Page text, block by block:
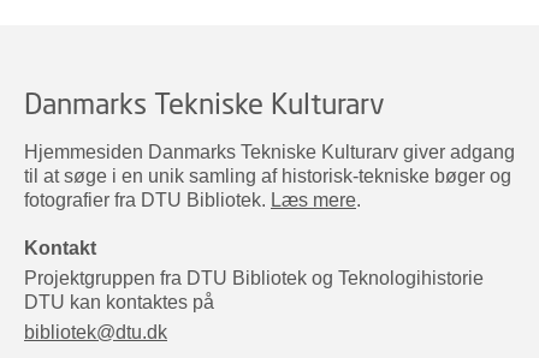
Danmarks Tekniske Kulturarv
Hjemmesiden Danmarks Tekniske Kulturarv giver adgang
til at søge i en unik samling af historisk-tekniske bøger og
fotografier fra DTU Bibliotek. Læs mere.
Kontakt
Projektgruppen fra DTU Bibliotek og Teknologihistorie
DTU kan kontaktes på
bibliotek@dtu.dk